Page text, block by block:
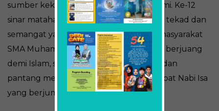
sumber kekuatan dari kehidupan di bumi. Ke-12
sinar matahari memancarkan kebulatan tekad dan
semangat yang dideskripsikan sebagai masyarakat
SMA Muhammadiyah 2 Surabaya untuk berjuang
demi Islam, semangat yang menggebu dan
pantang menyerah seperti Hawari (sahabat Nabi Isa
yang berjumlah 12 orang).